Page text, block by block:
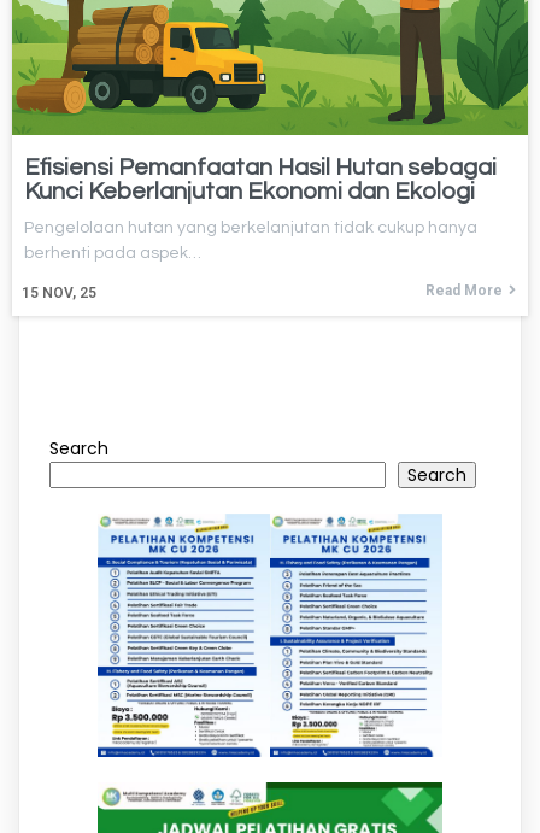
Efisiensi Pemanfaatan Hasil Hutan sebagai
Kunci Keberlanjutan Ekonomi dan Ekologi
15 NOV, 25
Pengelolaan hutan yang berkelanjutan tidak cukup hanya
berhenti pada aspek…
Read More
Search
Search